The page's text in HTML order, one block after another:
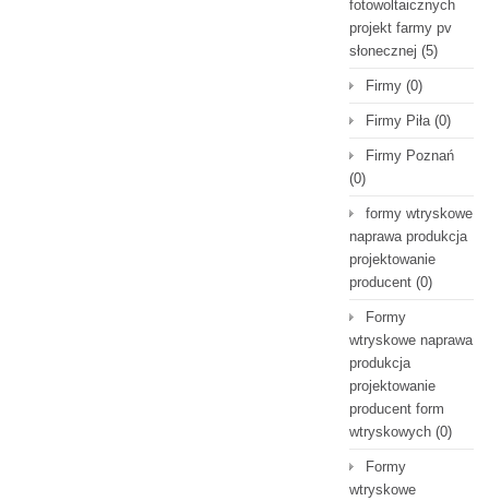
fotowoltaicznych
projekt farmy pv
słonecznej (5)
Firmy (0)
Firmy Piła(0)
Firmy Poznań
(0)
formy wtryskowe
naprawa produkcja
projektowanie
producent (0)
Formy
wtryskowe naprawa
produkcja
projektowanie
producent form
wtryskowych (0)
Formy
wtryskowe